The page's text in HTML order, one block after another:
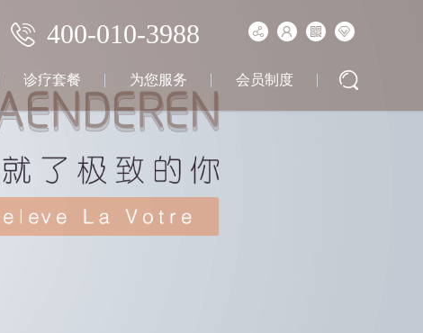
400-010-3988
诊疗套餐 为您服务 会员制度